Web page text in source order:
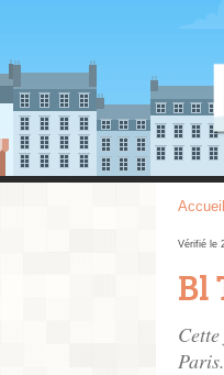
Accueil
Vérifié le
Bl
Paris.